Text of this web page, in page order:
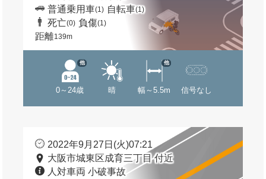
普通乗用車(1) 自転車(1)
死亡(0) 負傷(1)
距離139m
0～24歳
他
晴 幅～5.5m
他
信号なし
2022年9月27日(火)07:21
大阪市城東区成育三丁目 付近
人対車両 小破事故